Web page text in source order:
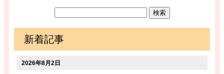
新着記事
2026年8月2日